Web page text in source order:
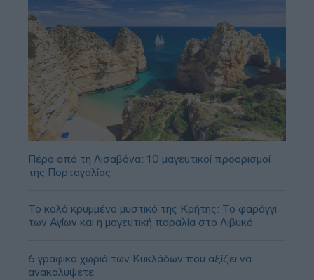
Πέρα από τη Λισαβόνα: 10 μαγευτικοί προορισμοί
της Πορτογαλίας
Το καλά κρυμμένο μυστικό της Κρήτης: Το φαράγγι
των Αγίων και η μαγευτική παραλία στο Λιβυκό
6 γραφικά χωριά των Κυκλάδων που αξίζει να
ανακαλύψετε